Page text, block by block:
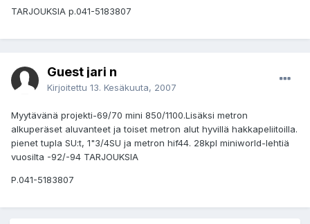
TARJOUKSIA p.041-5183807
Guest jari n
Kirjoitettu 13. Kesäkuuta, 2007
Myytävänä projekti-69/70 mini 850/1100.Lisäksi metron
alkuperäset aluvanteet ja toiset metron alut hyvillä hakkapeliitoilla.
pienet tupla SU:t, 1"3/4SU ja metron hif44. 28kpl miniworld-lehtiä
vuosilta -92/-94 TARJOUKSIA
P.041-5183807